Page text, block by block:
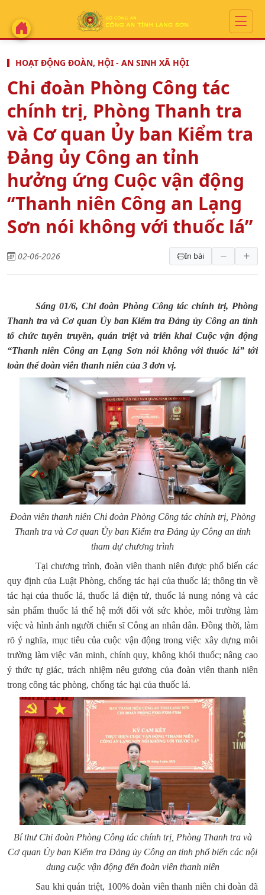
HOẠT ĐỘNG ĐOÀN, HỘI - AN SINH XÃ HỘI
Chi đoàn Phòng Công tác
chính trị, Phòng Thanh tra
và Cơ quan Ủy ban Kiểm tra
Đảng ủy Công an tỉnh
hưởng ứng Cuộc vận động
“Thanh niên Công an Lạng
Sơn nói không với thuốc lá”
02-06-2026 In bài
Sáng 01/6, Chi đoàn Phòng Công tác chính trị, Phòng
Thanh tra và Cơ quan Ủy ban Kiểm tra Đảng ủy Công an tỉnh
tổ chức tuyên truyền, quán triệt và triển khai Cuộc vận động
“Thanh niên Công an Lạng Sơn nói không với thuốc lá” tới
toàn thể đoàn viên thanh niên của 3 đơn vị.
Đoàn viên thanh niên Chi đoàn Phòng Công tác chính trị, Phòng
Thanh tra và Cơ quan Ủy ban Kiểm tra Đảng ủy Công an tỉnh
tham dự chương trình
Tại chương trình, đoàn viên thanh niên được phổ biến các
quy định của Luật Phòng, chống tác hại của thuốc lá; thông tin về
tác hại của thuốc lá, thuốc lá điện tử, thuốc lá nung nóng và các
sản phẩm thuốc lá thế hệ mới đối với sức khỏe, môi trường làm
việc và hình ảnh người chiến sĩ Công an nhân dân. Đồng thời, làm
rõ ý nghĩa, mục tiêu của cuộc vận động trong việc xây dựng môi
trường làm việc văn minh, chính quy, không khói thuốc; nâng cao
ý thức tự giác, trách nhiệm nêu gương của đoàn viên thanh niên
trong công tác phòng, chống tác hại của thuốc lá.
Bí thư Chi đoàn Phòng Công tác chính trị, Phòng Thanh tra và
Cơ quan Ủy ban Kiểm tra Đảng ủy Công an tỉnh phổ biến các nội
dung cuộc vận động đến đoàn viên thanh niên
Sau khi quán triệt, 100% đoàn viên thanh niên chi đoàn đã